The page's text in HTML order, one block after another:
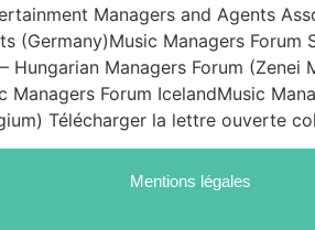
Managers and Agents
Managers Forum
Hungarian Managers Forum (Zenei
Forum IcelandMusic
Télécharger la lettre ouverte
Mentions légales